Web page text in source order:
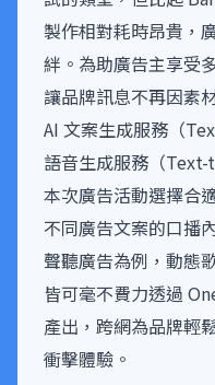
製作相對耗時昂貴，
絆。為助廣告主享受
讓品牌訊息不再因素
AI 文案生成服務（
語音生成服務（
本次廣告活動選擇合
不同廣告文案的口播
聲聽廣告為例，動態
皆可毫不費力透過
產出，跨網為品牌輕
衝擊體驗。